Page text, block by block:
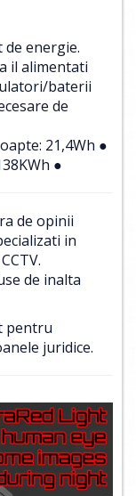
de energie.
il alimentati
baterii
de
21,4Wh ●
●
de opinii
in
de inalta
pentru
juridice.